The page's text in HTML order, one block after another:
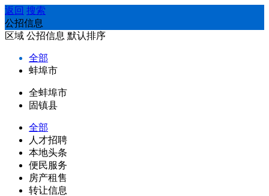
返回 搜索
公招信息
区域 公招信息 默认排序
全部
蚌埠市
全蚌埠市
固镇县
全部
人才招聘
本地头条
便民服务
房产租售
转让信息